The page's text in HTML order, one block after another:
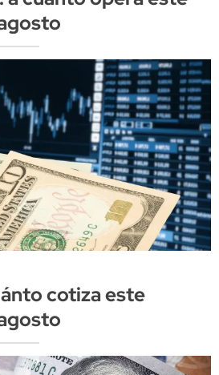
cotiza este